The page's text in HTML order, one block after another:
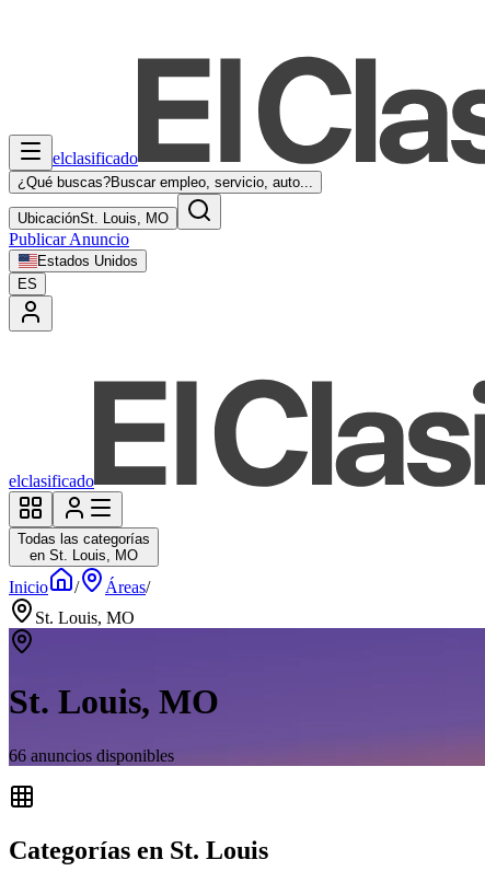
elclasificado
¿Qué buscas?Buscar empleo, servicio, auto...
UbicaciónSt. Louis, MO
Publicar Anuncio
Estados Unidos
ES
elclasificado
Todas las categorías
en St. Louis, MO
Inicio / Áreas/
St. Louis, MO
St. Louis, MO
66 anuncios disponibles
Categorías en St. Louis